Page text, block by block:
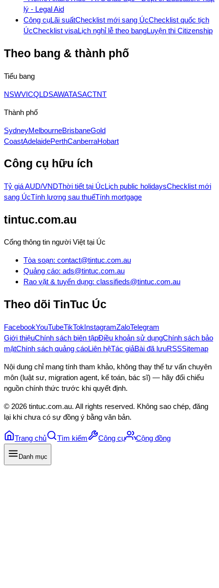
lý - Legal Aid
Công cụLãi suấtChecklist mới sang ÚcChecklist quốc tịch
ÚcChecklist visaLịch nghỉ lễ theo bangLuyện thi Citizenship
Theo bang & thành phố
Tiểu bang
NSWVICQLDSAWATASACTNT
Thành phố
SydneyMelbourneBrisbaneGold
CoastAdelaidePerthCanberraHobart
Công cụ hữu ích
Tỷ giá AUD/VNDThời tiết tại ÚcLịch public holidaysChecklist mới
sang ÚcTính lương sau thuếTính mortgage
tintuc.com.au
Cổng thông tin người Việt tại Úc
Tòa soạn: contact@tintuc.com.au
Quảng cáo: ads@tintuc.com.au
Rao vặt & tuyển dụng: classifieds@tintuc.com.au
Theo dõi TinTuc Úc
FacebookYouTubeTikTokInstagramZaloTelegram
Giới thiệuChính sách biên tậpĐiều khoản sử dụngChính sách bảo
mậtChính sách quảng cáoLiên hệTác giảBài đã lưuRSSSitemap
Nội dung chỉ mang tính tham khảo, không thay thế tư vấn chuyên
môn (luật sư, migration agent, kế toán, bác sĩ) — hãy đối chiếu
nguồn chính thức trước khi quyết định.
© 2026 tintuc.com.au. All rights reserved. Không sao chép, đăng
lại khi chưa có sự đồng ý bằng văn bản.
Trang chủ Tìm kiếm Công cụ Cộng đồng
Danh mục